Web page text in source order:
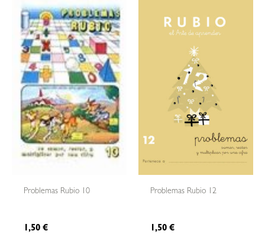
Problemas Rubio 10
1,50€
Problemas Rubio 12
1,50€